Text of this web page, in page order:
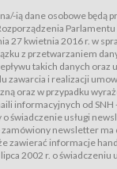
prowadzony przez
regulamin.
zasady:
Usług przez
usług, o których mowa w
precyzują odrębne
przez Usługodawcę danych
fizycznymi.
ią dane osobowe będą
27 kwietnia 2016 r. w
z przetwarzaniem
takich danych oraz
zawarcia i realizacji
oraz w przypadku
informacyjnych od SNH
świadczenie usługi
newsletter
zawierać informacje
2002 r. o świadczeniu